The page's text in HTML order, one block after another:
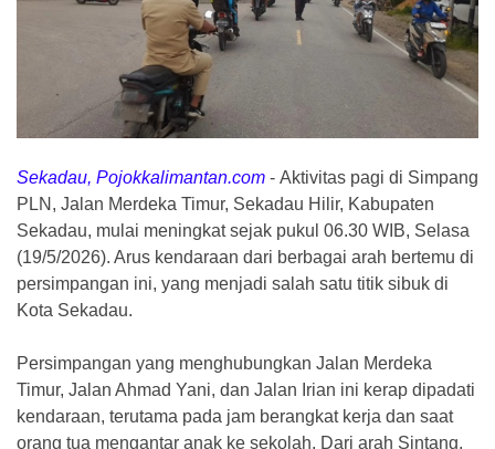
Sekadau, Pojokkalimantan.com - Aktivitas pagi di Simpang
PLN, Jalan Merdeka Timur, Sekadau Hilir, Kabupaten
Sekadau, mulai meningkat sejak pukul 06.30 WIB, Selasa
(19/5/2026). Arus kendaraan dari berbagai arah bertemu di
persimpangan ini, yang menjadi salah satu titik sibuk di
Kota Sekadau.
Persimpangan yang menghubungkan Jalan Merdeka
Timur, Jalan Ahmad Yani, dan Jalan Irian ini kerap dipadati
kendaraan, terutama pada jam berangkat kerja dan saat
orang tua mengantar anak ke sekolah. Dari arah Sintang,